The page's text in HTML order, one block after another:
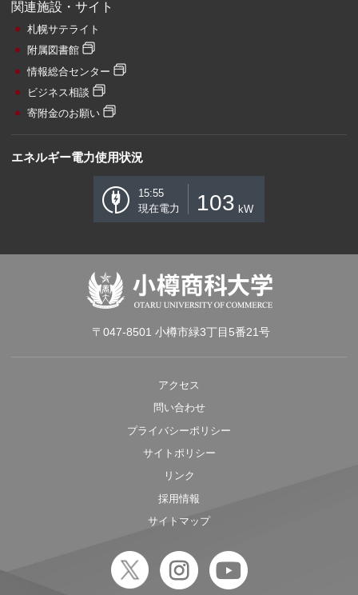
関連施設・サイト
札幌サテライト
附属図書館
情報総合センター
ビジネス相談
寄附金のお願い
エネルギー電力使用状況
15:55
現在電力
103 kW
〒047-8501 小樽市緑3丁目5番21号
アクセス
問い合わせ
プライバシーポリシー
サイトポリシー
リンク
採用情報
サイトマップ